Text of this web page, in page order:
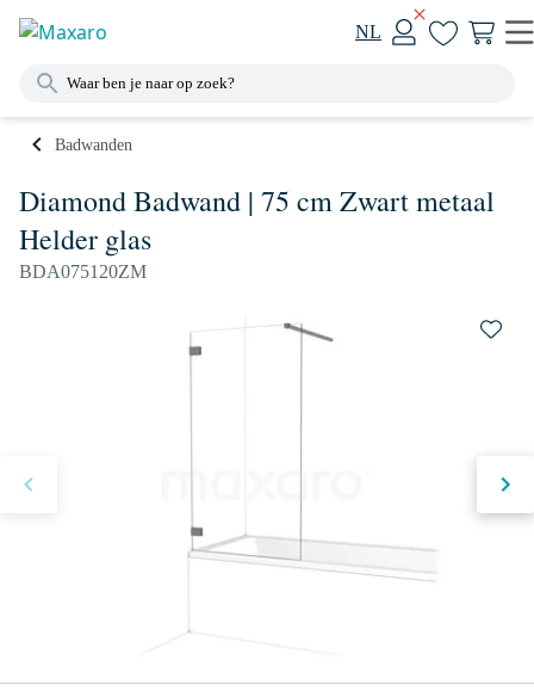
NL
Badwanden
Diamond Badwand | 75 cm Zwart metaal
Helder glas
BDA075120ZM